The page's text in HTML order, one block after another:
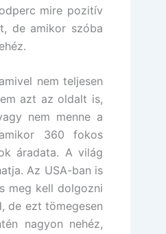
mire pozitív
de amikor szóba
nem teljesen
azt az oldalt is,
nem menne a
360 fokos
áradata. A világ
Az USA-ban is
meg kell dolgozni
de ezt tömegesen
nagyon nehéz,